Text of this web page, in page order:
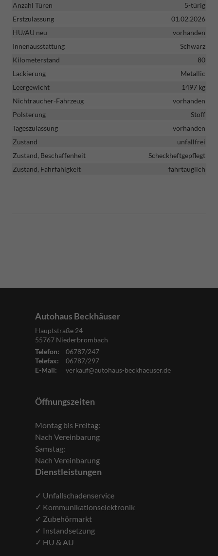
Anzahl Türen
5-türig
Erstzulassung
01.02.2026
HU/AU neu
vorhanden
Innenausstattung
Schwarz
Kilometerstand
80
Lackierung
Metallic
Leergewicht
1497 kg
Nichtraucher-Fahrzeug
vorhanden
Polsterung
Stoff
Tageszulassung
vorhanden
Zustand
unfallfrei
Zustand, Beschaffenheit
Scheckheftgepflegt
Zustand, Fahrfähigkeit
fahrtauglich
Autohaus Beckhäuser
Hauptstraße 24
55767 Niederbrombach
Telefon:
06787/247
Telefax:
06787/297
E-Mail:
verkauf@autohaus-beckhaeuser.de
Öffnungszeiten
Montag bis Freitag:
Nach Vereinbarung
Samstag:
Nach Vereinbarung
Dienstleistungen
✓ Unfallschadenservice
✓ Kommunikationselektronik
✓ Zubehörmarkt
✓ Instandsetzung
✓ HU & AU